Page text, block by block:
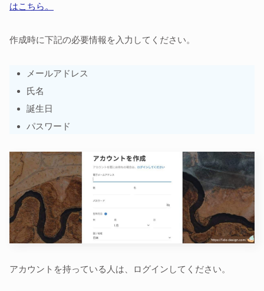
はこちら。
作成時に下記の必要情報を入力してください。
メールアドレス
氏名
誕生日
パスワード
アカウントを持っている人は、ログインしてください。